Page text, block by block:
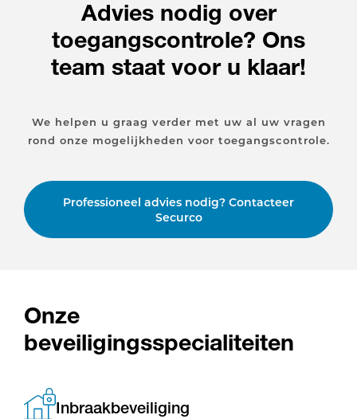
Advies nodig over
toegangscontrole? Ons
team staat voor u klaar!
We helpen u graag verder met uw al uw vragen
rond onze mogelijkheden voor toegangscontrole.
Professioneel advies nodig? Contacteer
Securco
Onze
beveiligingsspecialiteiten
Inbraakbeveiliging